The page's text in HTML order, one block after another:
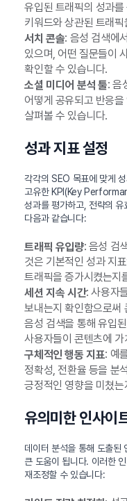
유입된 트래픽의 성과
키워드와 상관된 트래
서치 콘솔: 음성 검색에
있으며, 어떤 질문들이
확인할 수 있습니다.
소셜 미디어 분석 툴: 음
어떻게 공유되고 반응
살펴볼 수 있습니다.
성과 지표 설정
각각의 SEO 목표에 맞게
고유한 KPI(Key
성과를 평가하고, 전략의
다음과 같습니다:
트래픽 유입량: 음성 검
것은 기본적인 성과 지
트래픽을 증가시켰는지
세션 지속 시간: 사용자
보내는지 확인함으로써
음성 검색을 통해 유입
사용자들이 콘텐츠에
구체적인 행동 지표: 예
정확성, 전환율 등을 분
긍정적인 영향을 미쳤
유의미한 인사이
데이터 분석을 통해 도출된
큰 도움이 됩니다. 이러한
재조정할 수 있습니다: